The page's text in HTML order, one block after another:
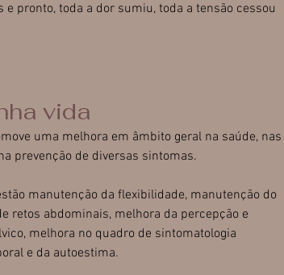
pronto, toda a dor sumiu, toda a tensão cessou
vida
uma melhora em âmbito geral na saúde, nas
prevenção de diversas sintomas.
manutenção da flexibilidade, manutenção do
retos abdominais, melhora da percepção e
melhora no quadro de sintomatologia
e da autoestima.